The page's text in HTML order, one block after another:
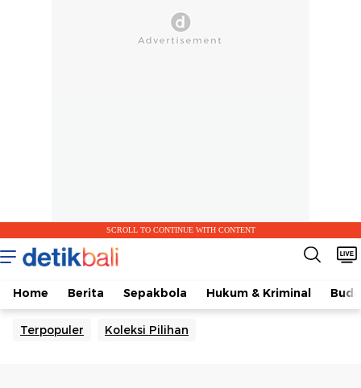
SCROLL TO CONTINUE WITH CONTENT
Home Berita Sepakbola Hukum & Kriminal
Terpopuler Koleksi Pilihan